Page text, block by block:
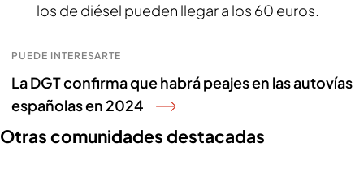
los de diésel pueden llegar a los 60 euros.
PUEDE INTERESARTE
La DGT confirma que habrá peajes en las autovías
españolas en 2024
Otras comunidades destacadas